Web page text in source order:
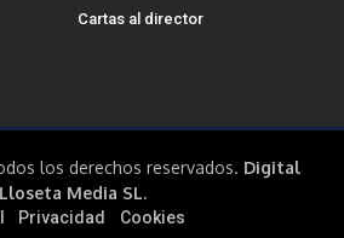
Cartas al director
los derechos reservados. Digital
Lloseta Media SL.
Privacidad Cookies